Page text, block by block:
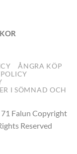
ÅNGRA KÖP
I SÖMNAD OCH
71 Falun Copyright
Reserved